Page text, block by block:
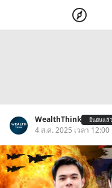
WealthThink ยืนยันแล้ว
4 ส.ค. 2025 เวลา